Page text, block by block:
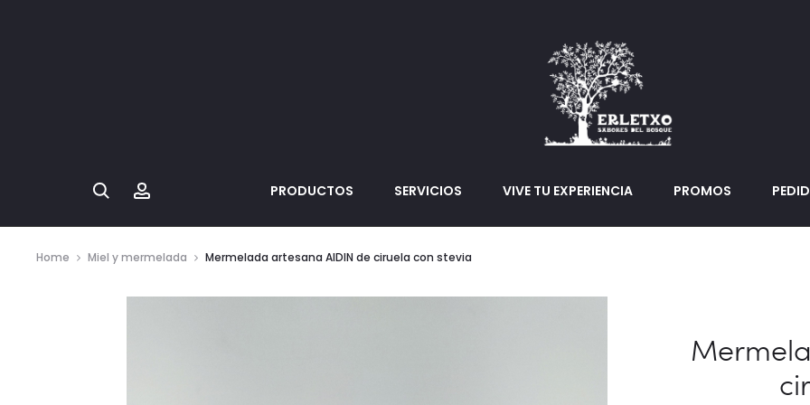
Search PRODUCTOS SERVICIOS VIVE TU EXPERIENCIA PROMOS
Home Miel y mermelada Mermelada artesana AIDIN de ciruela con stevia